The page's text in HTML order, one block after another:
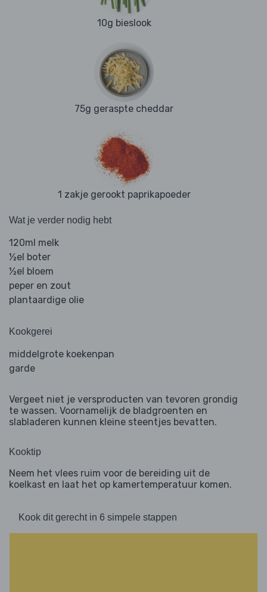
10g bieslook
75g geraspte cheddar
1 zakje gerookt paprikapoeder
Wat je verder nodig hebt
120ml melk
½el boter
½el bloem
peper en zout
plantaardige olie
Kookgerei
middelgrote koekenpan
garde
Vergeet niet je versproducten van tevoren grondig
te wassen. Voornamelijk de bladgroenten en
slabladeren kunnen kleine steentjes bevatten.
Kooktip
Neem het vlees ruim voor de bereiding uit de
koelkast en laat het op kamertemperatuur komen.
Kook dit gerecht in 6 simpele stappen